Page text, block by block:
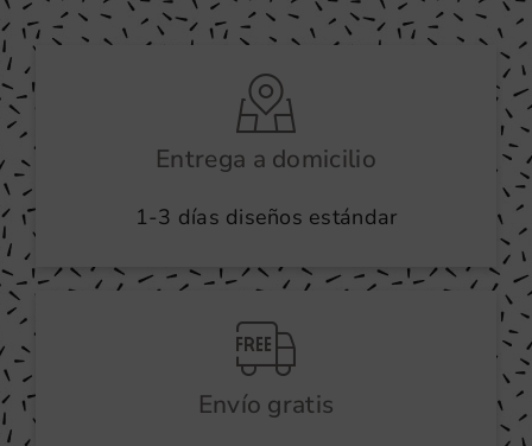
Entrega a domicilio
1-3 días diseños estándar
Envío gratis